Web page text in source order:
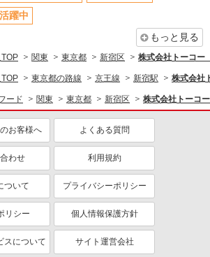
躍中
もっと見る
関東 東京都 新宿区 株式会社トーコ
東京都の路線 京王線 新宿駅 株式会社
ード 関東 東京都 新宿区 株式会社トーコ
お客様へ よくある質問
わせ 利用規約
ついて プライバシーポリシー
リシー 個人情報保護方針
スについて サイト運営会社